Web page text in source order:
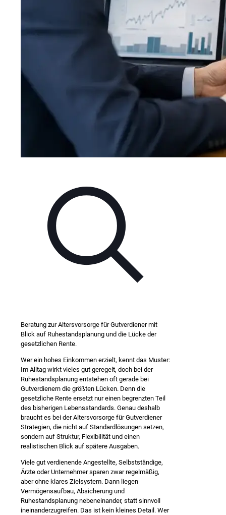
Beratung zur Altersvorsorge für Gutverdiener mit
Blick auf Ruhestandsplanung und die Lücke der
gesetzlichen Rente.
Wer ein hohes Einkommen erzielt, kennt das Muster:
Im Alltag wirkt vieles gut geregelt, doch bei der
Ruhestandsplanung entstehen oft gerade bei
Gutverdienern die größten Lücken. Denn die
gesetzliche Rente ersetzt nur einen begrenzten Teil
des bisherigen Lebensstandards. Genau deshalb
braucht es bei der Altersvorsorge für Gutverdiener
Strategien, die nicht auf Standardlösungen setzen,
sondern auf Struktur, Flexibilität und einen
realistischen Blick auf spätere Ausgaben.
Viele gut verdienende Angestellte, Selbstständige,
Ärzte oder Unternehmer sparen zwar regelmäßig,
aber ohne klares Zielsystem. Dann liegen
Vermögensaufbau, Absicherung und
Ruhestandsplanung nebeneinander, statt sinnvoll
ineinanderzugreifen. Das ist kein kleines Detail. Wer